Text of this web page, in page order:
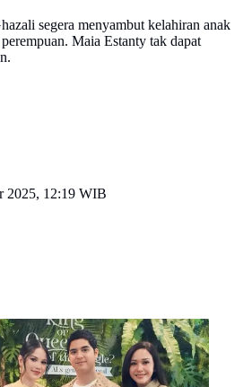
segera menyambut kelahiran anak
Maia Estanty tak dapat
2025, 12:19 WIB